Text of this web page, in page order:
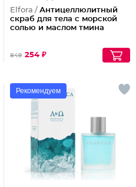
Elfora / Антицеллюлитный
скраб для тела с морской
солью и маслом тмина
849 254 ₽
Рекомендуем